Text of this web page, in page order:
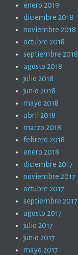
enero 2019
diciembre 2018
noviembre 2018
octubre 2018
septiembre 2018
agosto 2018
julio 2018
junio 2018
mayo 2018
abril 2018
marzo 2018
febrero 2018
enero 2018
diciembre 2017
noviembre 2017
octubre 2017
septiembre 2017
agosto 2017
julio 2017
junio 2017
mayo 2017